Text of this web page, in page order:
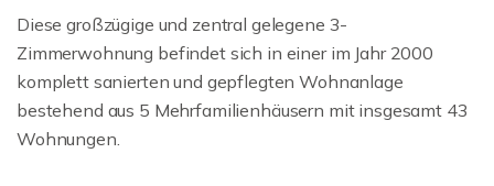
Diese großzügige und zentral gelegene 3-
Zimmerwohnung befindet sich in einer im Jahr 2000
komplett sanierten und gepflegten Wohnanlage
bestehend aus 5 Mehrfamilienhäusern mit insgesamt 43
Wohnungen.